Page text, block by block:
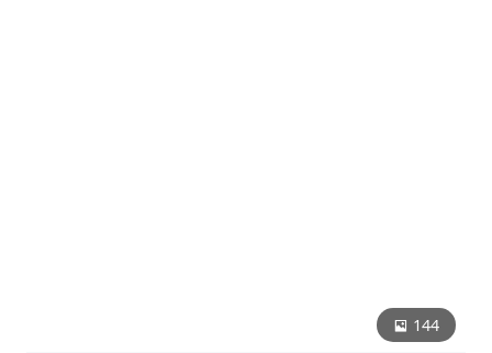
144